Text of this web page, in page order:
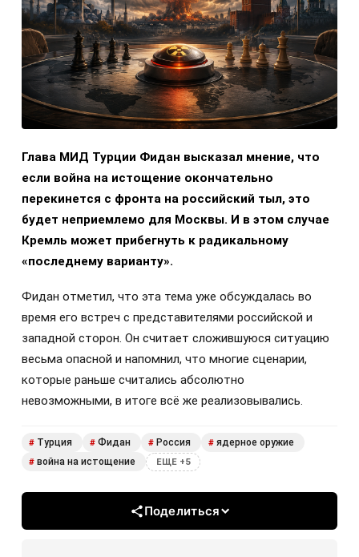
Глава МИД Турции Фидан высказал мнение, что
если война на истощение окончательно
перекинется с фронта на российский тыл, это
будет неприемлемо для Москвы. И в этом случае
Кремль может прибегнуть к радикальному
«последнему варианту».
Фидан отметил, что эта тема уже обсуждалась во
время его встреч с представителями российской и
западной сторон. Он считает сложившуюся ситуацию
весьма опасной и напомнил, что многие сценарии,
которые раньше считались абсолютно
невозможными, в итоге всё же реализовывались.
# Турция # Фидан # Россия # ядерное оружие
# война на истощение ЕЩЕ +5
Поделиться